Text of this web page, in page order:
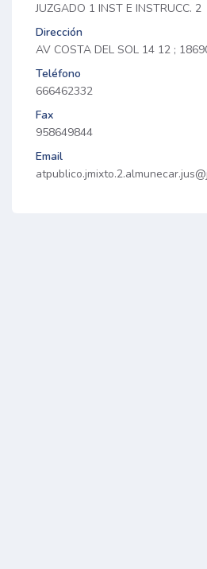
JUZGADO 1 INST E INSTRUCC. 2
Dirección
AV COSTA DEL SOL 14 12 ;
Teléfono
666462332
Fax
958649844
Email